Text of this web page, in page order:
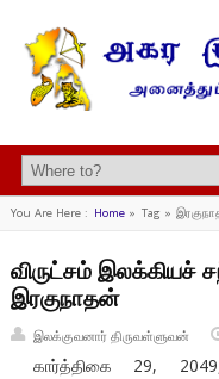
You Are Here : Home» Tag »
விருட்சம் இலக்கியச்
இரகுநாதன்
இலக்குவனார் திருவள்ளுவன்
கார்த்திகை 29,